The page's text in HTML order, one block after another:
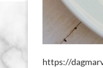
https://